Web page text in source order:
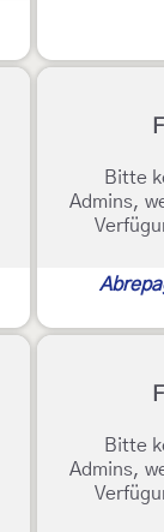
Bitte
Admins,
Bitte
Admins,